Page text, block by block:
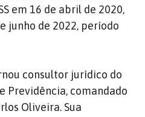
em 16 de abril de 2020,
junho de 2022, período
consultor jurídico do
Previdência, comandado
Oliveira. Sua